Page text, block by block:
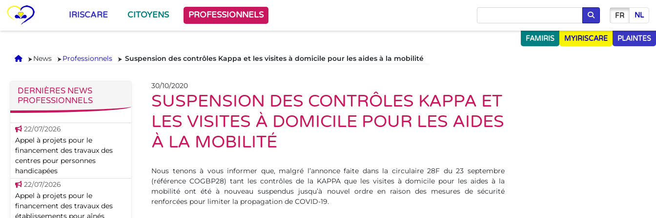
IRISCARE CITOYENS PROFESSIONNELS
Chercher
FR NL
FAMIRIS MYIRISCARE PLAINTES
Accueil
News Professionnels Suspension des contrôles Kappa et les visites à domicile pour les aides à la mobilité
DERNIÈRES NEWS
PROFESSIONNELS
22/07/2026
Appel à projets pour le
financement des travaux des
centres pour personnes
handicapées
22/07/2026
Appel à projets pour le
financement des travaux des
établissements pour aînés
30/10/2020
SUSPENSION DES CONTRÔLES KAPPA ET
LES VISITES À DOMICILE POUR LES AIDES
À LA MOBILITÉ
Nous tenons à vous informer que, malgré l’annonce faite dans la circulaire 28F du 23 septembre
(référence COGBP28) tant les contrôles de la KAPPA que les visites à domicile pour les aides à la
mobilité ont été à nouveau suspendus jusqu’à nouvel ordre en raison des mesures de sécurité
renforcées pour limiter la propagation de COVID-19.